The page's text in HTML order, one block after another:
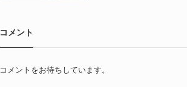
コメント
コメントをお待ちしています。